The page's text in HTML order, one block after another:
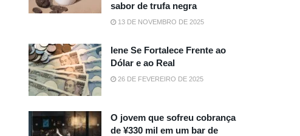
sabor de trufa negra
13 DE NOVEMBRO DE 2025
Iene Se Fortalece Frente ao
Dólar e ao Real
26 DE FEVEREIRO DE 2025
O jovem que sofreu cobrança
de ¥330 mil em um bar de